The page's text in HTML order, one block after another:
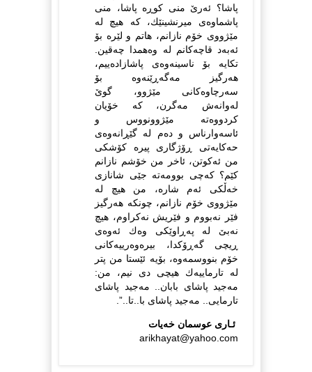
پاشا؟ ئه‌رێ منی كوڕه‌ پاشا، منی
پاشماوه‌ی میرنشینێك، كه‌ هیچ له‌
مێژووی خۆم نازانم، هاتم و لێره‌ بۆ
ئه‌به‌د قاچه‌كانم له‌ وه‌همدا چه‌قین.
تكایه‌ بۆ ناسینه‌وه‌ی پاشازاده‌ییم،
هه‌رگیز مه‌گه‌ڕێنه‌وه‌ بۆ
سه‌رچاوه‌كانی مێژوو، گوێ
له‌وانه‌ش مه‌گرن، كه‌ خۆیان
كردووه‌ته‌ مێژوونووس و
ئاسه‌وارناس و ده‌م له‌ گێڕانه‌وه‌ی
حه‌كایه‌تی ڕۆژگاری پیره‌ كۆشكی
من ئه‌كوتن، ئاخر من خۆشم نازانم
كێم؟ كه‌چی بوومه‌ته‌ جێی شانازی
خه‌ڵكی ئه‌م شاره‌، من هیچ له‌
مێژووی خۆم نازانم، چونكه‌ هه‌رگیز
فێر نه‌بووم و فێریش نه‌كراوم، هیچ
نه‌بێ له‌ په‌ڕاوێكی وه‌ك ئه‌وه‌ی
ڕیچی گه‌ڕۆكدا، بیره‌وه‌رییه‌كانی
خۆم بنووسمه‌وه‌، بۆیه‌ ئێستا من پتر
له‌ تارماییه‌ك هیچی دی نیم، من:
مه‌جید پاشای بابان.. مه‌جید پاشای
تارمایی.. مه‌جید پاشای با..تا..”.
ئـاری عوسمان خه‌یات
arikhayat@yahoo.com